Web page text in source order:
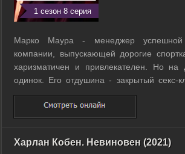
1 сезон 8 серия
Марко Маура - менеджер успешной
компании, выпускающей дорогие
харизматичен и привлекателен. Но на
одинок. Его отдушина - закрытый секс-
ходит, чтобы реализовать свои потаённые
Харлан Кобен. Невиновен (2021)